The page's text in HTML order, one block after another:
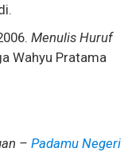
Menulis Huruf
Wahyu Pratama
–Padamu Negeri